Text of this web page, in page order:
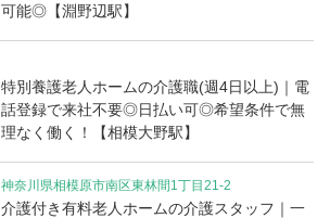
可能◎【淵野辺駅】
特別養護老人ホームの介護職(週4日以上)｜電
話登録で来社不要◎日払い可◎希望条件で無
理なく働く！【相模大野駅】
神奈川県相模原市南区東林間1丁目21-2
介護付き有料老人ホームの介護スタッフ｜一